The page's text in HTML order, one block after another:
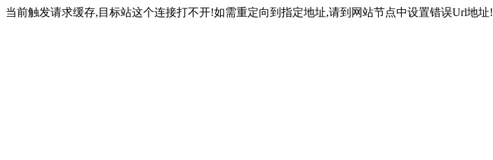
当前触发请求缓存,目标站这个连接打不开!如需重定向到指定地址,请到网站节点中设置错误Url地址!